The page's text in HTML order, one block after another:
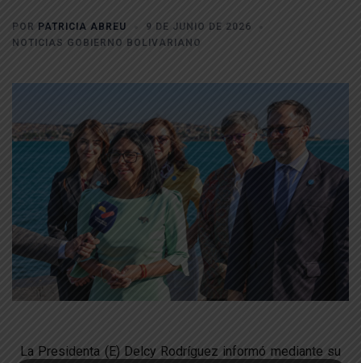
POR PATRICIA ABREU
9 DE JUNIO DE 2026
NOTICIAS GOBIERNO BOLIVARIANO
La Presidenta (E) Delcy Rodríguez informó mediante su